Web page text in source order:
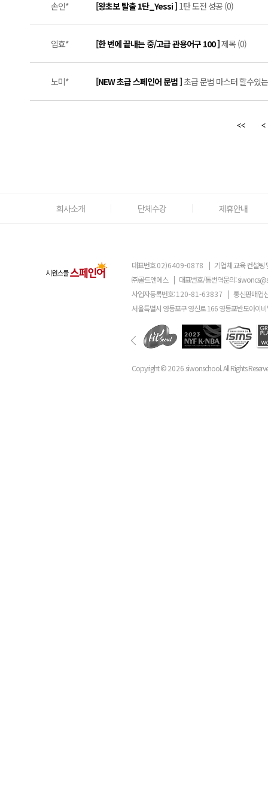
손인* [왕초보 탈출 1탄_Yessi ] 1탄 도전 성공 (0)
임효* [한 번에 끝내는 중/고급 관용어구 100 ]제목 (0)
노미* [NEW 초급 스페인어 문법 ]초급 문법 마스터 할수있
회사소개 단체수강 제휴안내
대표번호02)6409-0878 | 기업체 교육 컨설팅
㈜골드앤에스 | 대표번호/통번역문의:
사업자등록번호:120-81-63837 | 통신판매업
서울특별시 영등포구 영신로 166 영등포반도아이
Copyright ©2026 siwonschool. All Rights